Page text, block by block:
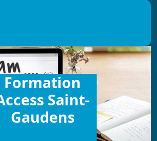
Formation
Saint-
Gaudens
des cookies